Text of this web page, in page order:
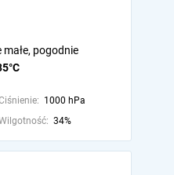
pogodnie
1000 hPa
34%